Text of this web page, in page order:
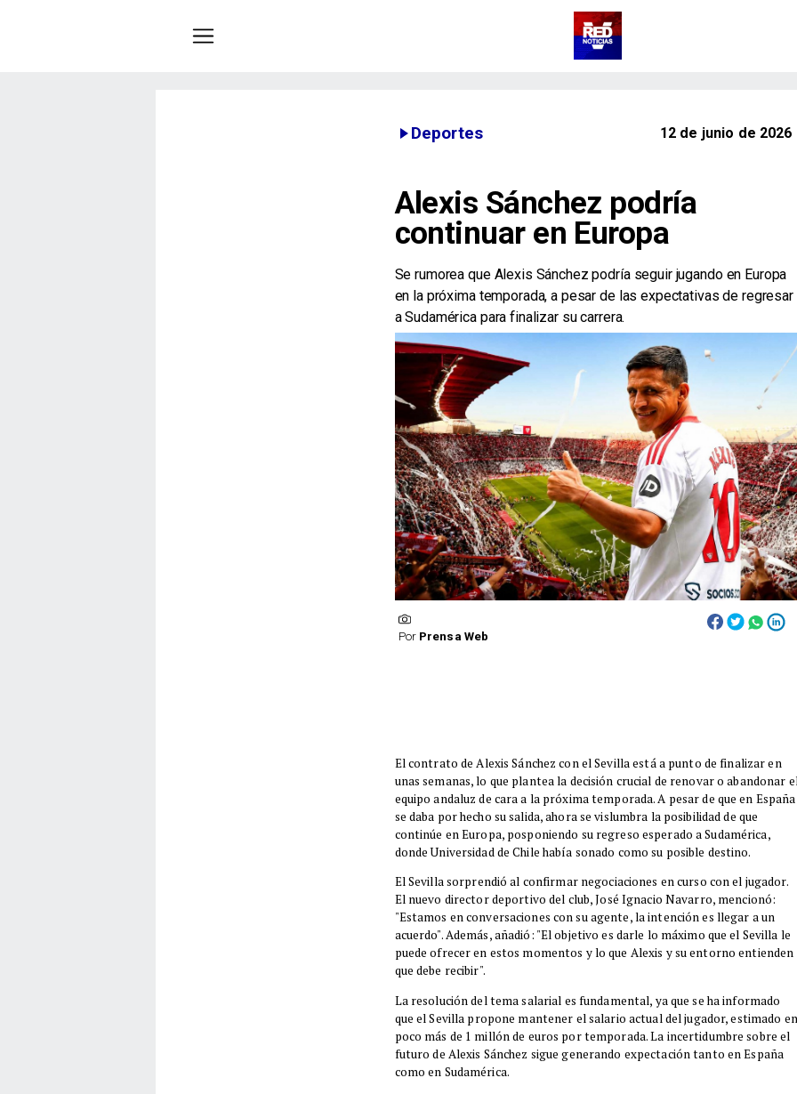
Deportes 12 de junio de 2026
Alexis Sánchez podría
continuar en Europa
Se rumorea que Alexis Sánchez podría seguir jugando en Europa
en la próxima temporada, a pesar de las expectativas de regresar
a Sudamérica para finalizar su carrera.
Por Prensa Web
El contrato de Alexis Sánchez con el Sevilla está a punto de finalizar en
unas semanas, lo que plantea la decisión crucial de renovar o abandonar
equipo andaluz de cara a la próxima temporada. A pesar de que en España
se daba por hecho su salida, ahora se vislumbra la posibilidad de que
continúe en Europa, posponiendo su regreso esperado a Sudamérica,
donde Universidad de Chile había sonado como su posible destino.
El Sevilla sorprendió al confirmar negociaciones en curso con el jugador.
El nuevo director deportivo del club, José Ignacio Navarro, mencionó:
"Estamos en conversaciones con su agente, la intención es llegar a un
acuerdo". Además, añadió: "El objetivo es darle lo máximo que el Sevilla le
puede ofrecer en estos momentos y lo que Alexis y su entorno entienden
que debe recibir".
La resolución del tema salarial es fundamental, ya que se ha informado
que el Sevilla propone mantener el salario actual del jugador, estimado en
poco más de 1 millón de euros por temporada. La incertidumbre sobre el
futuro de Alexis Sánchez sigue generando expectación tanto en España
como en Sudamérica.